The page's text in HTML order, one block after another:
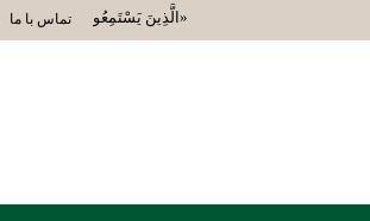
«الَّذِينَ يَسْتَمِعُونَ الْقَوْلَتماس با ما